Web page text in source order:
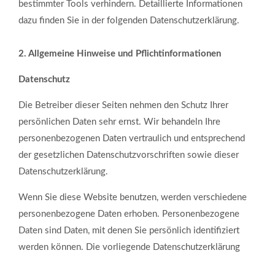
bestimmter Tools verhindern. Detaillierte Informationen
dazu finden Sie in der folgenden Datenschutzerklärung.
2. Allgemeine Hinweise und Pflichtinformationen
Datenschutz
Die Betreiber dieser Seiten nehmen den Schutz Ihrer
persönlichen Daten sehr ernst. Wir behandeln Ihre
personenbezogenen Daten vertraulich und entsprechend
der gesetzlichen Datenschutzvorschriften sowie dieser
Datenschutzerklärung.
Wenn Sie diese Website benutzen, werden verschiedene
personenbezogene Daten erhoben. Personenbezogene
Daten sind Daten, mit denen Sie persönlich identifiziert
werden können. Die vorliegende Datenschutzerklärung